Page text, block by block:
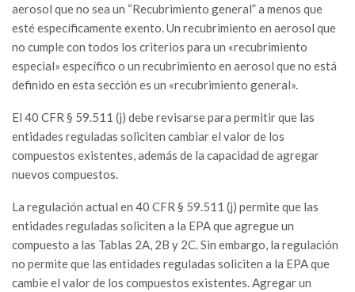
aerosol que no sea un “Recubrimiento general” a menos que
esté específicamente exento. Un recubrimiento en aerosol que
no cumple con todos los criterios para un «recubrimiento
especial» específico o un recubrimiento en aerosol que no está
definido en esta sección es un «recubrimiento general».
El 40 CFR § 59.511 (j) debe revisarse para permitir que las
entidades reguladas soliciten cambiar el valor de los
compuestos existentes, además de la capacidad de agregar
nuevos compuestos.
La regulación actual en 40 CFR § 59.511 (j) permite que las
entidades reguladas soliciten a la EPA que agregue un
compuesto a las Tablas 2A, 2B y 2C. Sin embargo, la regulación
no permite que las entidades reguladas soliciten a la EPA que
cambie el valor de los compuestos existentes. Agregar un